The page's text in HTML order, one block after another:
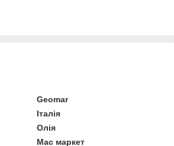
Geomar
Італія
Олія
Мас маркет